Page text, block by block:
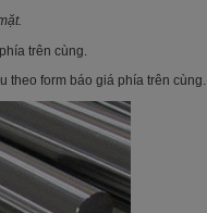
trên cùng.
theo form báo giá phía trên cùng.